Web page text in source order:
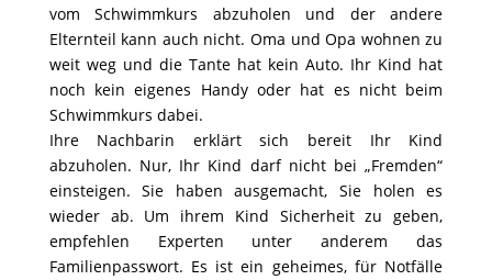
vom Schwimmkurs abzuholen und der andere
Elternteil kann auch nicht. Oma und Opa wohnen zu
weit weg und die Tante hat kein Auto. Ihr Kind hat
noch kein eigenes Handy oder hat es nicht beim
Schwimmkurs dabei.
Ihre Nachbarin erklärt sich bereit Ihr Kind
abzuholen. Nur, Ihr Kind darf nicht bei „Fremden“
einsteigen. Sie haben ausgemacht, Sie holen es
wieder ab. Um ihrem Kind Sicherheit zu geben,
empfehlen Experten unter anderem das
Familienpasswort. Es ist ein geheimes, für Notfälle